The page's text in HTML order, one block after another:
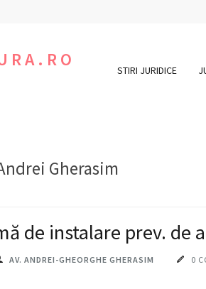
STIRI JURIDICE
Gherasim
de instalare prev. de
AV. ANDREI-GHEORGHE GHERASIM 0